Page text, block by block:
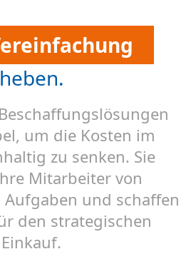
heben.
um die Kosten im
zu senken. Sie
Mitarbeiter von
und schaffen
den strategischen
Einkauf.